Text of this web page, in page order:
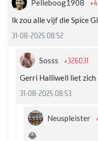
Pelleboog1908
Ik zou alle vijf die Spice
31-08-2025 08:52
Sosss +326031
Gerri Halliwell liet
31-08-2025 08:53
Neuspleister
😂